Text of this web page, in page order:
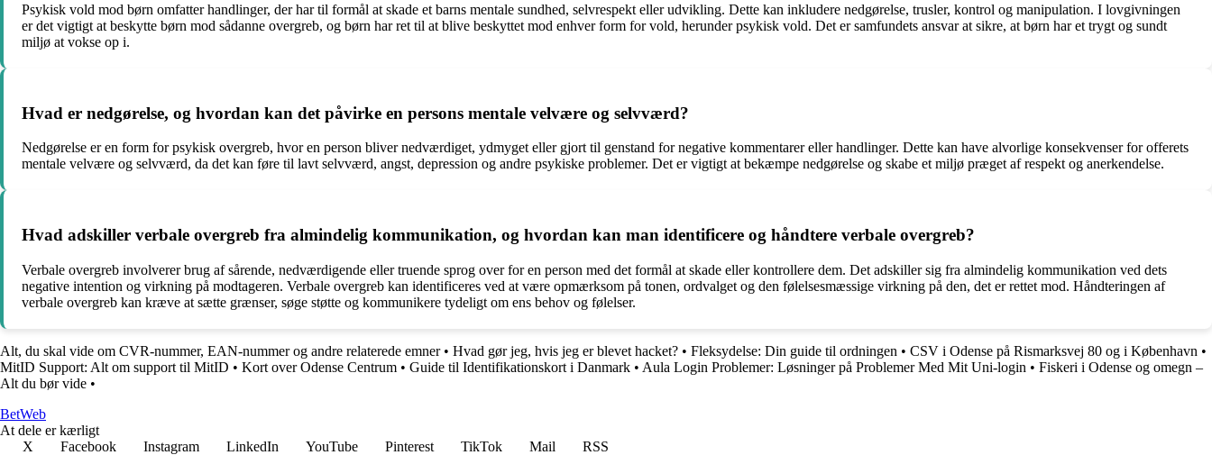
Psykisk vold mod børn omfatter handlinger, der har til formål at skade et barns mentale sundhed, selvrespekt eller udvikling. Dette kan inkludere nedgørelse, trusler, kontrol og manipulation. I lovgivningen
er det vigtigt at beskytte børn mod sådanne overgreb, og børn har ret til at blive beskyttet mod enhver form for vold, herunder psykisk vold. Det er samfundets ansvar at sikre, at børn har et trygt og sundt
miljø at vokse op i.
Hvad er nedgørelse, og hvordan kan det påvirke en persons mentale velvære og selvværd?
Nedgørelse er en form for psykisk overgreb, hvor en person bliver nedværdiget, ydmyget eller gjort til genstand for negative kommentarer eller handlinger. Dette kan have alvorlige konsekvenser for offerets
mentale velvære og selvværd, da det kan føre til lavt selvværd, angst, depression og andre psykiske problemer. Det er vigtigt at bekæmpe nedgørelse og skabe et miljø præget af respekt og anerkendelse.
Hvad adskiller verbale overgreb fra almindelig kommunikation, og hvordan kan man identificere og håndtere verbale overgreb?
Verbale overgreb involverer brug af sårende, nedværdigende eller truende sprog over for en person med det formål at skade eller kontrollere dem. Det adskiller sig fra almindelig kommunikation ved dets
negative intention og virkning på modtageren. Verbale overgreb kan identificeres ved at være opmærksom på tonen, ordvalget og den følelsesmæssige virkning på den, det er rettet mod. Håndteringen af
verbale overgreb kan kræve at sætte grænser, søge støtte og kommunikere tydeligt om ens behov og følelser.
Alt, du skal vide om CVR-nummer, EAN-nummer og andre relaterede emner• Hvad gør jeg, hvis jeg er blevet hacket? • Fleksydelse: Din guide til ordningen • CSV i Odense på Rismarksvej 80 og i København •
MitID Support: Alt om support til MitID • Kort over Odense Centrum • Guide til Identifikationskort i Danmark • Aula Login Problemer: Løsninger på Problemer Med Mit Uni-login • Fiskeri i Odense og omegn –
Alt du bør vide •
BetWeb
At dele er kærligt
X
Facebook Instagram LinkedIn YouTube Pinterest TikTok Mail
RSS